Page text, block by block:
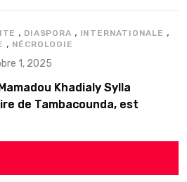
, DIASPORA , INTERNATIONALE ,
, NÉCROLOGIE
1, 2025
Khadialy Sylla
de Tambacounda, est